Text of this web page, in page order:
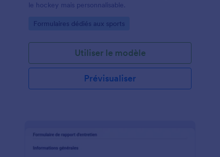
le hockey mais personnalisable.
Go to Category:
Formulaires dédiés aux sports
Utiliser le modèle
Prévisualiser